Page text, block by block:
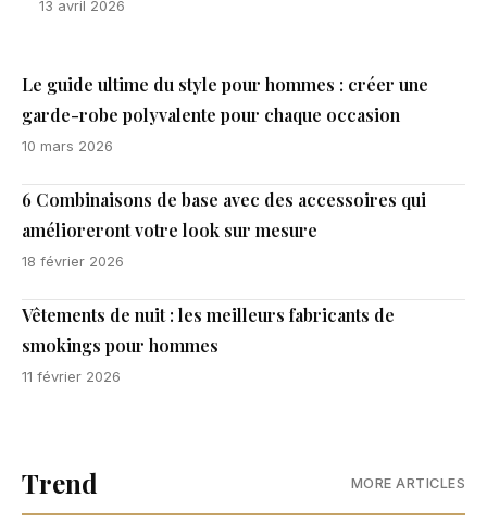
13 avril 2026
Le guide ultime du style pour hommes : créer une
garde-robe polyvalente pour chaque occasion
10 mars 2026
6 Combinaisons de base avec des accessoires qui
amélioreront votre look sur mesure
18 février 2026
Vêtements de nuit : les meilleurs fabricants de
smokings pour hommes
11 février 2026
Trend MORE ARTICLES